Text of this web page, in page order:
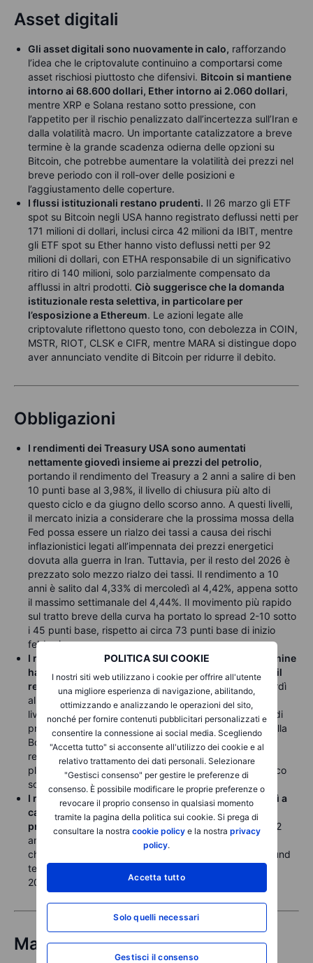
POLITICA SUI COOKIE
I nostri siti web utilizzano i cookie per offrire all'utente
una migliore esperienza di navigazione, abilitando,
ottimizzando e analizzando le operazioni del sito,
nonché per fornire contenuti pubblicitari personalizzati e
consentire la connessione ai social media. Scegliendo
"Accetta tutto" si acconsente all'utilizzo dei cookie e al
relativo trattamento dei dati personali. Selezionare
"Gestisci consenso" per gestire le preferenze di
consenso. È possibile modificare le proprie preferenze o
revocare il proprio consenso in qualsiasi momento
tramite la pagina della politica sui cookie. Si prega di
consultare la nostra cookie policye la nostra privacy
policy.
Accetta tutto
Solo quelli necessari
Gestisci il consenso
Asset digitali
Gli asset digitali sono nuovamente in calo, rafforzando
l’idea che le criptovalute continuino a comportarsi come
asset rischiosi piuttosto che difensivi. Bitcoin si mantiene
intorno ai 68.600 dollari, Ether intorno ai 2.060 dollari,
mentre XRP e Solana restano sotto pressione, con
l’appetito per il rischio penalizzato dall’incertezza sull’Iran e
dalla volatilità macro. Un importante catalizzatore a breve
termine è la grande scadenza odierna delle opzioni su
Bitcoin, che potrebbe aumentare la volatilità dei prezzi nel
breve periodo con il roll-over delle posizioni e
l’aggiustamento delle coperture.
I flussi istituzionali restano prudenti. Il 26 marzo gli ETF
spot su Bitcoin negli USA hanno registrato deflussi netti per
171 milioni di dollari, inclusi circa 42 milioni da IBIT, mentre
gli ETF spot su Ether hanno visto deflussi netti per 92
milioni di dollari, con ETHA responsabile di un significativo
ritiro di 140 milioni, solo parzialmente compensato da
afflussi in altri prodotti. Ciò suggerisce che la domanda
istituzionale resta selettiva, in particolare per
l’esposizione a Ethereum. Le azioni legate alle
criptovalute riflettono questo tono, con debolezza in COIN,
MSTR, RIOT, CLSK e CIFR, mentre MARA si distingue dopo
aver annunciato vendite di Bitcoin per ridurre il debito.
Obbligazioni
I rendimenti dei Treasury USA sono aumentati
nettamente giovedì insieme ai prezzi del petrolio,
portando il rendimento del Treasury a 2 anni a salire di ben
10 punti base al 3,98%, il livello di chiusura più alto di
questo ciclo e da giugno dello scorso anno. A questi livelli,
il mercato inizia a considerare che la prossima mossa della
Fed possa essere un rialzo dei tassi a causa dei rischi
inflazionistici legati all’impennata dei prezzi energetici
dovuta alla guerra in Iran. Tuttavia, per il resto del 2026 è
prezzato solo mezzo rialzo dei tassi. Il rendimento a 10
anni è salito dal 4,33% di mercoledì al 4,42%, appena sotto
il massimo settimanale del 4,44%. Il movimento più rapido
sul tratto breve della curva ha portato lo spread 2-10 sotto
i 45 punti base, rispetto ai circa 73 punti base di inizio
febbraio.
I rendimenti dei titoli di Stato giapponesi a breve termine
hanno raggiunto nuovi massimi pluridecennali, con il
rendimento a 2 anni
salito di altri 3,5 punti base venerdì
all’1,386% nelle ultime ore di contrattazione a Tokyo, il
livello più alto dal 1996. Il mercato prezza oltre il 65% di
probabilità di un rialzo di 25 punti base alla riunione della
BoJ di fine aprile. Sulle scadenze più lunghe, anche il
rendimento del JGB a 10 anni si avvicina ai massimi
pluridecennali, salendo di otto punti base al 2,36%, poco
sopra il massimo ciclico di gennaio.
I rendimenti europei sono saliti bruscamente giovedì a
causa dei timori inflazionistici legati all’aumento dei
prezzi energetici
. Il rendimento del Schatz tedesco a 2
anni è salito di oltre 11 punti base al 2,715%, il livello di
chiusura più alto da metà 2024. Sul lungo termine, il Bund
tedesco a 10 anni ha registrato la chiusura più alta dal
2011, appena sopra il 3,07%.
Materie prime